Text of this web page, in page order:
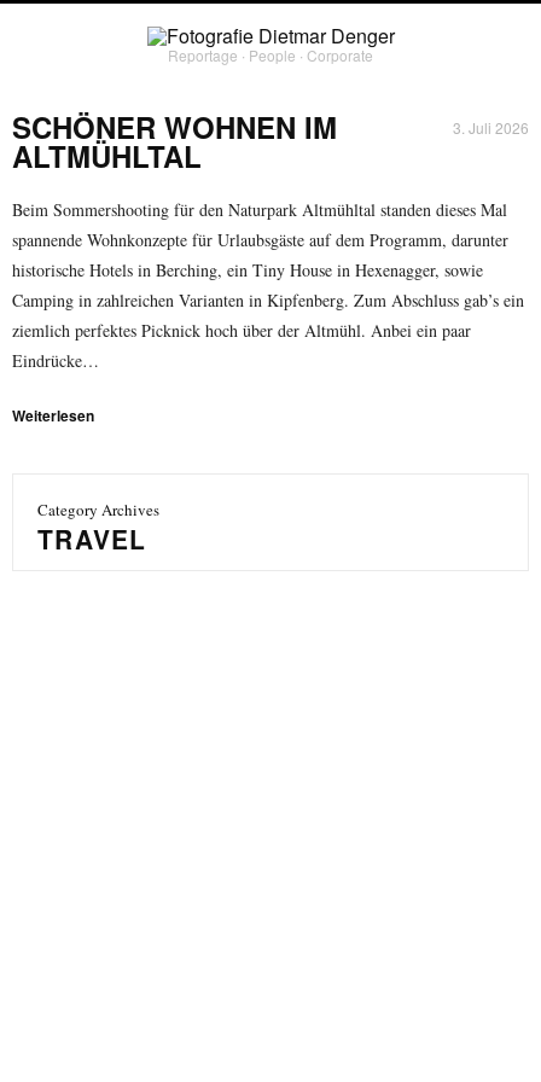
Reportage ∙ People ∙ Corporate
SCHÖNER WOHNEN IM
ALTMÜHLTAL
3. Juli 2026
Beim Sommershooting für den Naturpark Altmühltal standen dieses Mal
spannende Wohnkonzepte für Urlaubsgäste auf dem Programm, darunter
historische Hotels in Berching, ein Tiny House in Hexenagger, sowie
Camping in zahlreichen Varianten in Kipfenberg. Zum Abschluss gab’s ein
ziemlich perfektes Picknick hoch über der Altmühl. Anbei ein paar
Eindrücke…
Weiterlesen
Category Archives
TRAVEL